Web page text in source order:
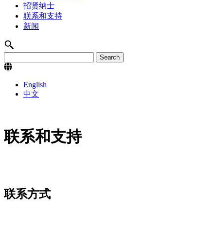
招贤纳士
联系和支持
新闻
English
中文
联系和支持
联系方式